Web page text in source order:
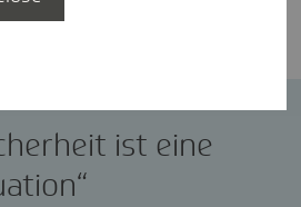
ist eine